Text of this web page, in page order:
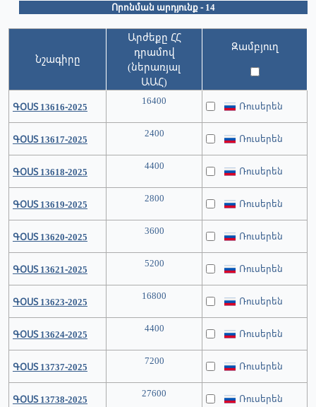
Որոնման արդյունք - 14
Նշագիրը
Արժեքը ՀՀ
դրամով
(ներառյալ
ԱԱՀ)
Զամբյուղ
ԳՕՍՏ 13616-2025 16400 Ռուսերեն
ԳՕՍՏ 13617-2025 2400 Ռուսերեն
ԳՕՍՏ 13618-2025 4400 Ռուսերեն
ԳՕՍՏ 13619-2025 2800 Ռուսերեն
ԳՕՍՏ 13620-2025 3600 Ռուսերեն
ԳՕՍՏ 13621-2025 5200 Ռուսերեն
ԳՕՍՏ 13623-2025 16800 Ռուսերեն
ԳՕՍՏ 13624-2025 4400 Ռուսերեն
ԳՕՍՏ 13737-2025 7200 Ռուսերեն
ԳՕՍՏ 13738-2025 27600 Ռուսերեն